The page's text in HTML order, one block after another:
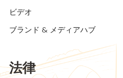
ビデオ
ブランド & メディアハブ
法律